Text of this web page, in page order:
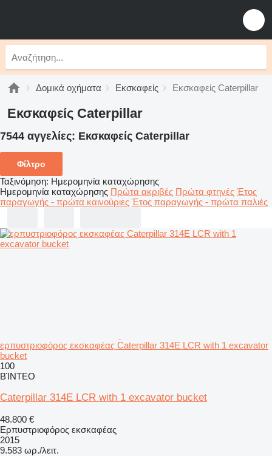
Δομικά οχήματα Εκσκαφείς Εκσκαφείς Caterpillar
Εκσκαφείς Caterpillar
7544 αγγελίες: Εκσκαφείς Caterpillar
Φίλτρο
Ταξινόμηση: Ημερομηνία καταχώρησης
Ημερομηνία καταχώρησης Πρώτα ακριβές Πρώτα φτηνές Έτος
παραγωγής - πρώτα καινούριες Έτος παραγωγής - πρώτα παλιές
ερπυστριοφόρος εκσκαφέας Caterpillar 314E LCR with 1 excavator
bucket
100
ΒΊΝΤΕΟ
Caterpillar 314E LCR with 1 excavator bucket
48.800 €
Ερπυστριοφόρος εκσκαφέας
2015
9.583 ωρ./λειτ.